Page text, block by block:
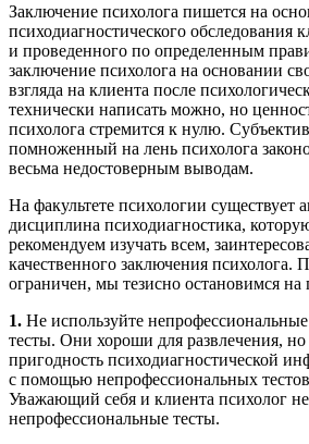
Заключение психолога пишется на
психодиагностического обследования
и проведенного по определенным
заключение психолога на основании
взгляда на клиента после
технически написать можно, но
психолога стремится к нулю.
помноженный на лень психолога
весьма недостоверным выводам.
На факультете психологии существует
дисциплина психодиагностика,
рекомендуем изучать всем,
качественного заключения психолога.
ограничен, мы тезисно остановимся на
1. Не используйте
тесты. Они хороши для развлечения, но
пригодность психодиагностической
с помощью непрофессиональных
Уважающий себя и клиента психолог не
непрофессиональные тесты.